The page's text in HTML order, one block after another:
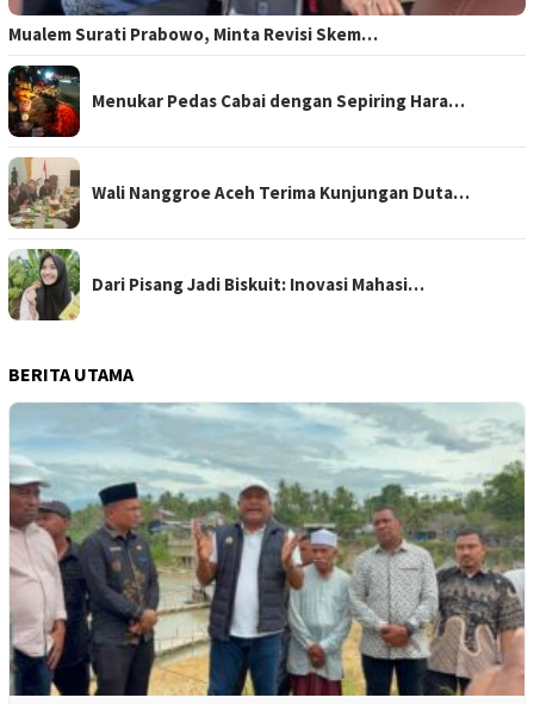
Mualem Surati Prabowo, Minta Revisi Skem…
Menukar Pedas Cabai dengan Sepiring Hara…
Wali Nanggroe Aceh Terima Kunjungan Duta…
Dari Pisang Jadi Biskuit: Inovasi Mahasi…
BERITA UTAMA